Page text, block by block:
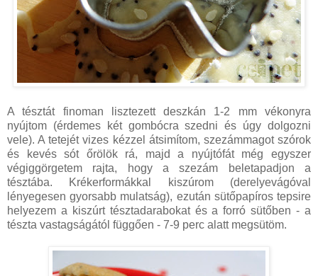
A tésztát finoman lisztezett deszkán 1-2 mm vékonyra
nyújtom (érdemes két gombócra szedni és úgy dolgozni
vele). A tetejét vizes kézzel átsimítom, szezámmagot szórok
és kevés sót őrölök rá, majd a nyújtófát még egyszer
végiggörgetem rajta, hogy a szezám beletapadjon a
tésztába. Krékerformákkal kiszúrom (derelyevágóval
lényegesen gyorsabb mulatság), ezután sütőpapíros tepsire
helyezem a kiszúrt tésztadarabokat és a forró sütőben - a
tészta vastagságától függően - 7-9 perc alatt megsütöm.